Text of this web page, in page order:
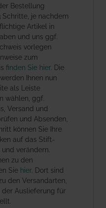
Bestellung
Schritte, je nachdem
Artikel in
und uns ggf.
vorlegen
zum
finden Sie hier. Die
Ihnen nun
als Leiste
wählen, ggf.
Versand und
und Absenden,
können Sie Ihre
auf das Stift-
verändern.
zu den
Sie hier. Dort sind
den Versandarten,
Auslieferung für